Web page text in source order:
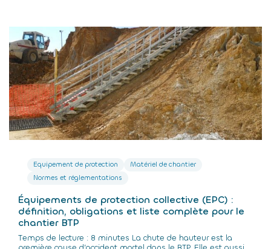
Equipement de protection
Matériel de chantier
Normes et réglementations
Équipements de protection collective (EPC) :
définition, obligations et liste complète pour le
chantier BTP
Temps de lecture : 8 minutes La chute de hauteur est la